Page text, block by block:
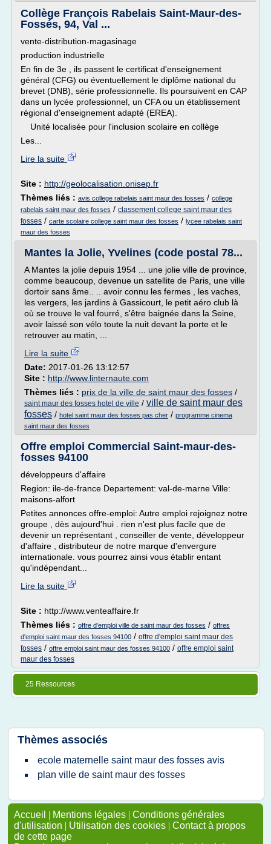
Collège François Rabelais Saint-Maur-des-
Fossés, 94, Val ...
vente-distribution-magasinage
production industrielle
En fin de 3e , ils passent le certificat d'enseignement
général (CFG) ou éventuellement le diplôme national du
brevet (DNB), série professionnelle. Ils poursuivent en CAP
dans un lycée professionnel, un CFA ou un établissement
régional d'enseignement adapté (EREA).
Unité localisée pour l'inclusion scolaire en collège
Les...
Lire la suite
Site : http://geolocalisation.onisep.fr
Thèmes liés : avis college rabelais saint maur des fosses / college
rabelais saint maur des fosses / classement college saint maur des
fosses / carte scolaire college saint maur des fosses / lycee rabelais saint
maur des fosses
Mantes la Jolie, Yvelines (code postal 78...
A Mantes la jolie depuis 1954 ... une jolie ville de province,
comme beaucoup, devenue un satellite de Paris, une ville
dortoir sans âme.. .. avoir connu les fermes , les vaches,
les vergers, les jardins à Gassicourt, le petit aéro club là
où se trouve le val fourré, s'être baignée dans la Seine,
avoir laissé son vélo toute la nuit devant la porte et le
retrouver au matin, ...
Lire la suite
Date: 2017-01-26 13:12:57
Site : http://www.linternaute.com
Thèmes liés : prix de la ville de saint maur des fosses /
saint maur des fosses hotel de ville / ville de saint maur des
fosses / hotel saint maur des fosses pas cher / programme cinema
saint maur des fosses
Offre emploi Commercial Saint-maur-des-
fosses 94100
développeurs d'affaire
Region: ile-de-france Departement: val-de-marne Ville:
maisons-alfort
Petites annonces offre-emploi: Autre emploi rejoignez notre
groupe , dès aujourd'hui . rien n'est plus facile que de
devenir un représentant , conseiller de vente, développeur
d'affaire , distributeur de notre marque d'envergure
internationale. vous pourrez ainsi vous établir entant
qu'indépendant...
Lire la suite
Site : http://www.venteaffaire.fr
Thèmes liés : offre d'emploi ville de saint maur des fosses / offres
d'emploi saint maur des fosses 94100 / offre d'emploi saint maur des
fosses / offre emploi saint maur des fosses 94100 / offre emploi saint
maur des fosses
25 Ressources
Thèmes associés
ecole maternelle saint maur des fosses avis
plan ville de saint maur des fosses
Accueil | Mentions légales | Conditions générales
d'utilisation | Utilisation des cookies | Contact à propos
de cette page